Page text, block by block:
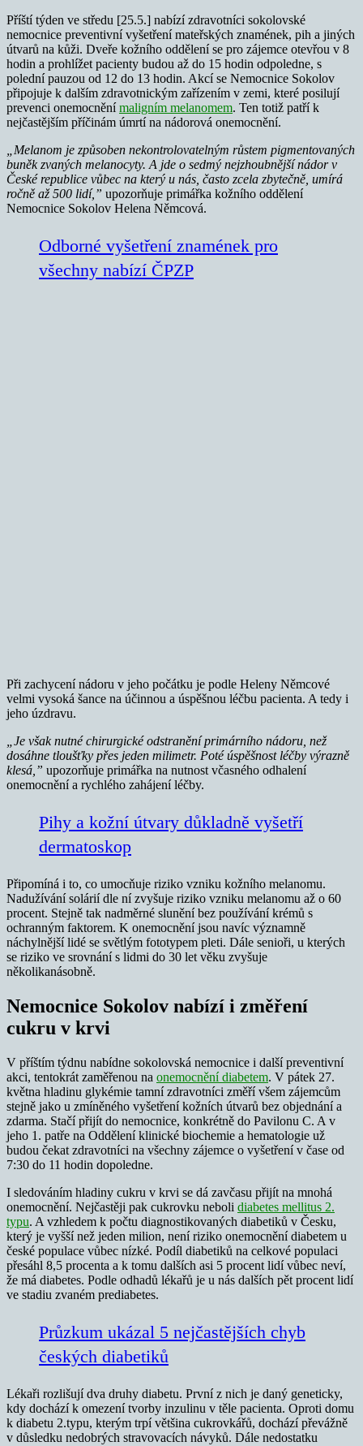
Příští týden ve středu [25.5.] nabízí zdravotníci sokolovské
nemocnice preventivní vyšetření mateřských znamének, pih a jiných
útvarů na kůži. Dveře kožního oddělení se pro zájemce otevřou v 8
hodin a prohlížet pacienty budou až do 15 hodin odpoledne, s
polední pauzou od 12 do 13 hodin. Akcí se Nemocnice Sokolov
připojuje k dalším zdravotnickým zařízením v zemi, které posilují
prevenci onemocněnímaligním melanomem. Ten totiž patří k
nejčastějším příčinám úmrtí na nádorová onemocnění.
„Melanom je způsoben nekontrolovatelným růstem pigmentovaných
buněk zvaných melanocyty. A jde o sedmý nejzhoubnější nádor v
České republice vůbec na který u nás, často zcela zbytečně, umírá
ročně až 500 lidí,” upozorňuje primářka kožního oddělení
Nemocnice Sokolov Helena Němcová.
Odborné vyšetření znamének pro
všechny nabízí ČPZP
Při zachycení nádoru v jeho počátku je podle Heleny Němcové
velmi vysoká šance na účinnou a úspěšnou léčbu pacienta. A tedy i
jeho úzdravu.
„Je však nutné chirurgické odstranění primárního nádoru, než
dosáhne tloušťky přes jeden milimetr. Poté úspěšnost léčby výrazně
klesá,” upozorňuje primářka na nutnost včasného odhalení
onemocnění a rychlého zahájení léčby.
Pihy a kožní útvary důkladně vyšetří
dermatoskop
Připomíná i to, co umocňuje riziko vzniku kožního melanomu.
Nadužívání solárií dle ní zvyšuje riziko vzniku melanomu až o 60
procent. Stejně tak nadměrné slunění bez používání krémů s
ochranným faktorem. K onemocnění jsou navíc významně
náchylnější lidé se světlým fototypem pleti. Dále senioři, u kterých
se riziko ve srovnání s lidmi do 30 let věku zvyšuje
několikanásobně.
Nemocnice Sokolov nabízí i změření
cukru v krvi
V příštím týdnu nabídne sokolovská nemocnice i další preventivní
akci, tentokrát zaměřenou na onemocnění diabetem. V pátek 27.
května hladinu glykémie tamní zdravotníci změří všem zájemcům
stejně jako u zmíněného vyšetření kožních útvarů bez objednání a
zdarma. Stačí přijít do nemocnice, konkrétně do Pavilonu C. A v
jeho 1. patře na Oddělení klinické biochemie a hematologie už
budou čekat zdravotníci na všechny zájemce o vyšetření v čase od
7:30 do 11 hodin dopoledne.
I sledováním hladiny cukru v krvi se dá zavčasu přijít na mnohá
onemocnění. Nejčastěji pak cukrovku neboli diabetes mellitus 2.
typu. A vzhledem k počtu diagnostikovaných diabetiků v Česku,
který je vyšší než jeden milion, není riziko onemocnění diabetem u
české populace vůbec nízké. Podíl diabetiků na celkové populaci
přesáhl 8,5 procenta a k tomu dalších asi 5 procent lidí vůbec neví,
že má diabetes. Podle odhadů lékařů je u nás dalších pět procent lidí
ve stadiu zvaném prediabetes.
Průzkum ukázal 5 nejčastějších chyb
českých diabetiků
Lékaři rozlišují dva druhy diabetu. První z nich je daný geneticky,
kdy dochází k omezení tvorby inzulinu v těle pacienta. Oproti domu
k diabetu 2.typu, kterým trpí většina cukrovkářů, dochází převážně
v důsledku nedobrých stravovacích návyků. Dále nedostatku